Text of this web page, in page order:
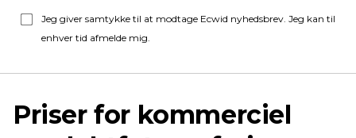
Jeg giver samtykke til at modtage Ecwid nyhedsbrev. Jeg kan til
enhver tid afmelde mig.
Priser for kommerciel